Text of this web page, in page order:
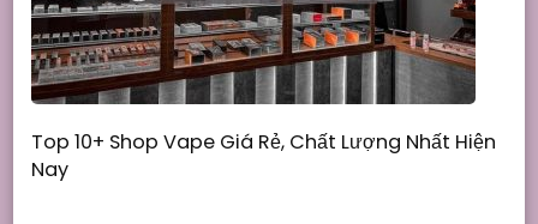
Top 10+ Shop Vape Giá Rẻ, Chất Lượng Nhất Hiện
Nay